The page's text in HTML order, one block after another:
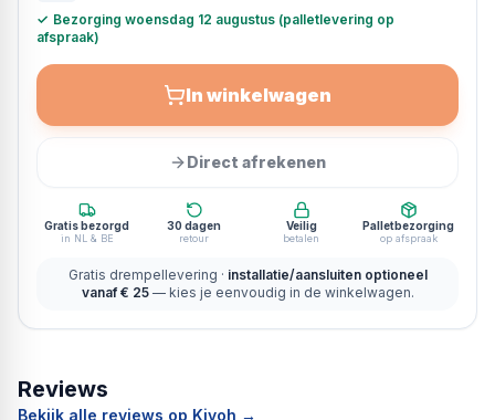
✓ Bezorging woensdag 12 augustus (palletlevering op
afspraak)
In winkelwagen
Direct afrekenen
Gratis bezorgd
in NL & BE
30 dagen
retour
Veilig
betalen
Palletbezorging
op afspraak
Gratis drempellevering · installatie/aansluiten optioneel
vanaf € 25 — kies je eenvoudig in de winkelwagen.
Reviews
Bekijk alle reviews op Kiyoh →